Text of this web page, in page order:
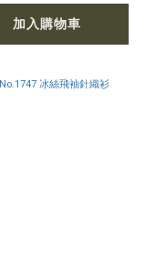
加入購物車